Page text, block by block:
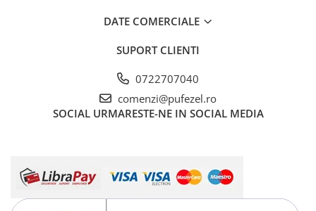
DATE COMERCIALE
SUPORT CLIENTI
0722707040
comenzi@pufezel.ro
SOCIAL URMARESTE-NE IN SOCIAL MEDIA